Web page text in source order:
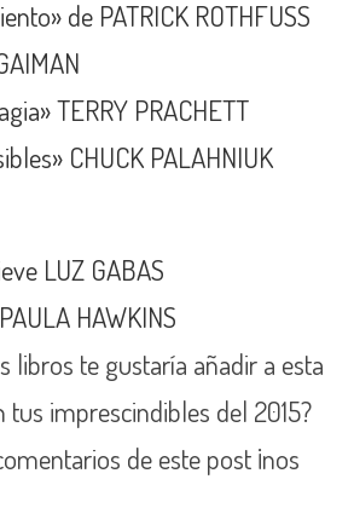
de PATRICK ROTHFUSS
TERRY PRACHETT
CHUCK PALAHNIUK
LUZ GABAS
HAWKINS
libros te gustaría añadir a esta
tus imprescindibles del 2015?
de este post ¡nos